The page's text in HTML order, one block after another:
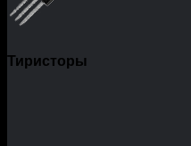
Тиристоры